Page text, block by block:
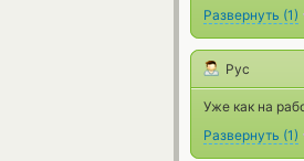
Развернуть (1)
Рус
Уже как на
Развернуть (1)